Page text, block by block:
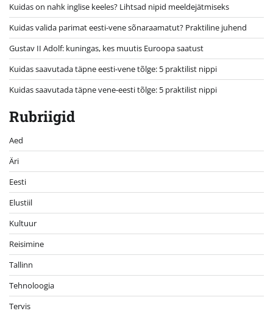
Kuidas on nahk inglise keeles? Lihtsad nipid meeldejätmiseks
Kuidas valida parimat eesti-vene sõnaraamatut? Praktiline juhend
Gustav II Adolf: kuningas, kes muutis Euroopa saatust
Kuidas saavutada täpne eesti-vene tõlge: 5 praktilist nippi
Kuidas saavutada täpne vene-eesti tõlge: 5 praktilist nippi
Rubriigid
Aed
Äri
Eesti
Elustiil
Kultuur
Reisimine
Tallinn
Tehnoloogia
Tervis